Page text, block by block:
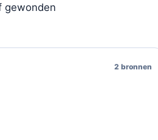
gewonden
2 bronnen